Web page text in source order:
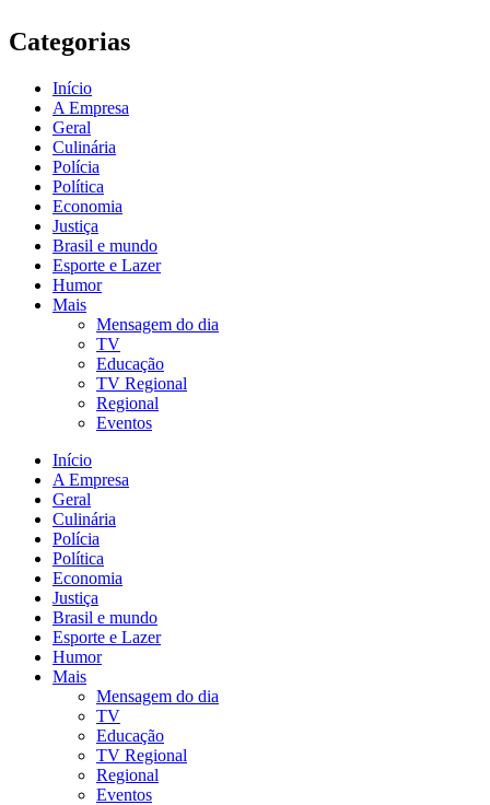
Categorias
Início
A Empresa
Geral
Culinária
Polícia
Política
Economia
Justiça
Brasil e mundo
Esporte e Lazer
Humor
Mais
Mensagem do dia
TV
Educação
TV Regional
Regional
Eventos
Início
A Empresa
Geral
Culinária
Polícia
Política
Economia
Justiça
Brasil e mundo
Esporte e Lazer
Humor
Mais
Mensagem do dia
TV
Educação
TV Regional
Regional
Eventos